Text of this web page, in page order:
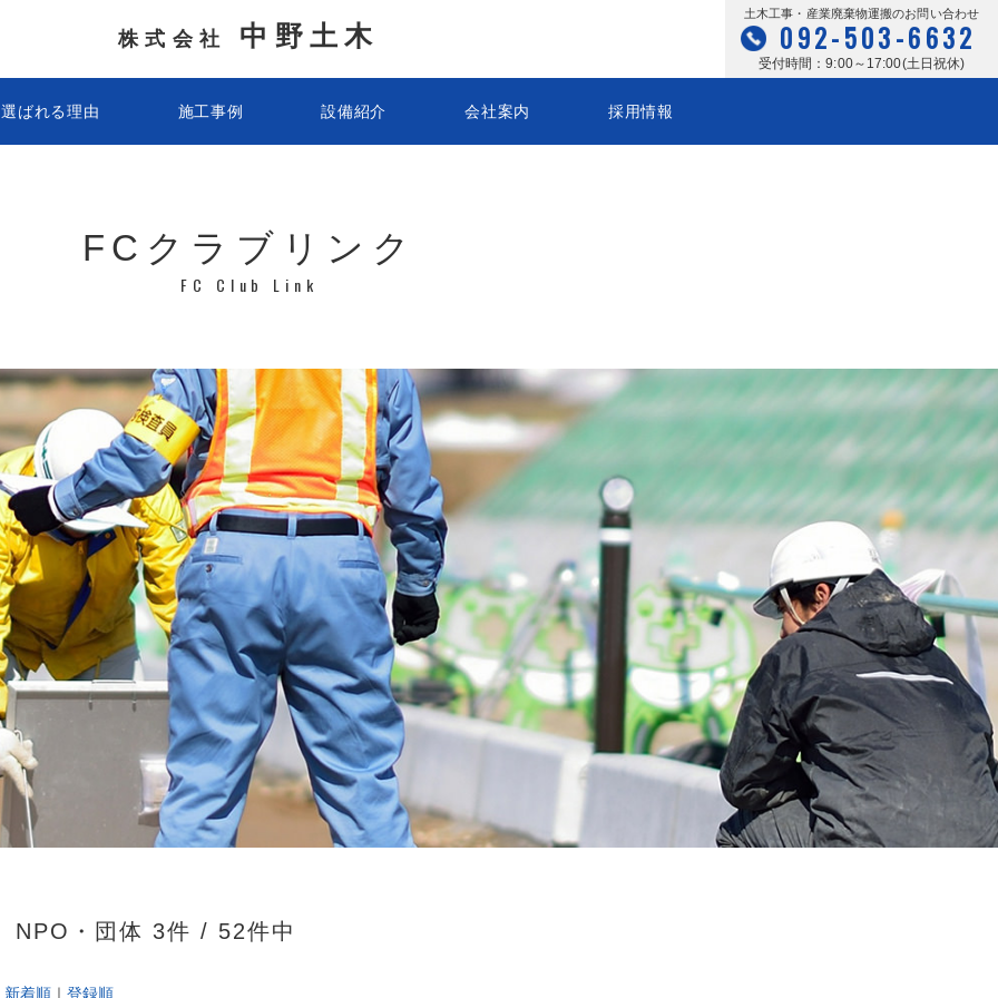
株式会社 中野土木
土木工事・産業廃棄物運搬のお問い合わせ
092-503-6632
受付時間：9:00～17:00(土日祝休)
選ばれる理由 施工事例 設備紹介 会社案内 採用情報
FCクラブリンク
FC Club Link
NPO・団体 3件 / 52件中
新着順 ｜ 登録順